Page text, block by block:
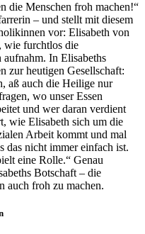
die Menschen froh machen!“
– und stellt mit diesem
vor: Elisabeth von
wie furchtlos die
In Elisabeths
zur heutigen Gesellschaft:
aß auch die Heilige nur
wo unser Essen
und wer daran verdient
wie Elisabeth sich um die
Arbeit kommt und mal
das nicht immer einfach ist.
eine Rolle.“ Genau
Botschaft – die
auch froh zu machen.